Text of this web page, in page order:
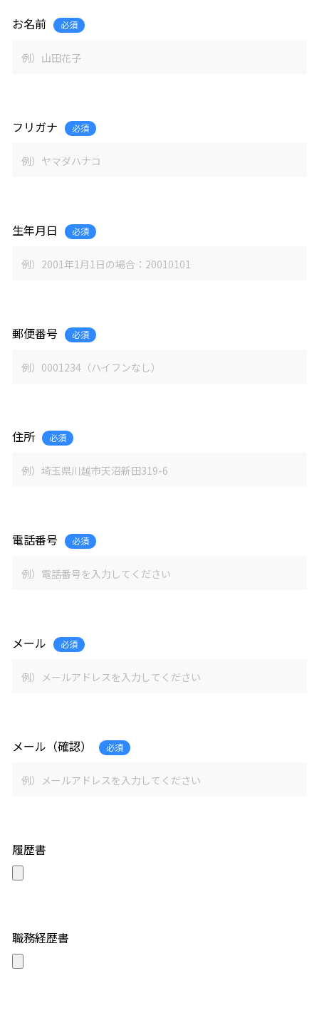
お名前 必須
フリガナ 必須
生年月日 必須
郵便番号 必須
住所 必須
電話番号 必須
メール 必須
メール（確認） 必須
履歴書
職務経歴書